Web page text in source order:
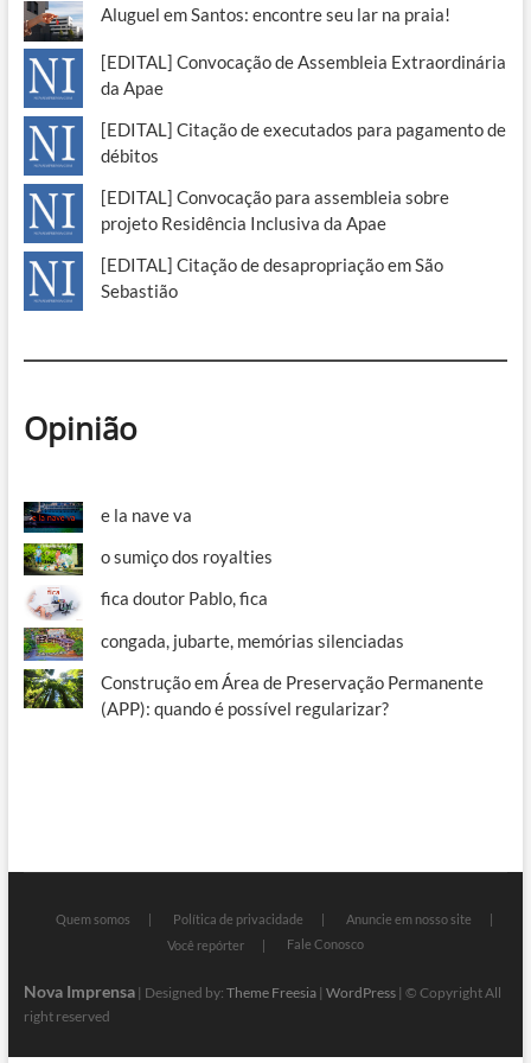
Aluguel em Santos: encontre seu lar na praia!
[EDITAL] Convocação de Assembleia Extraordinária
da Apae
[EDITAL] Citação de executados para pagamento de
débitos
[EDITAL] Convocação para assembleia sobre
projeto Residência Inclusiva da Apae
[EDITAL] Citação de desapropriação em São
Sebastião
Opinião
e la nave va
o sumiço dos royalties
fica doutor Pablo, fica
congada, jubarte, memórias silenciadas
Construção em Área de Preservação Permanente
(APP): quando é possível regularizar?
Quem somos Política de privacidade
Anuncie em nosso site
Você repórter
Fale Conosco
Nova Imprensa| Designed by: Theme Freesia| WordPress| © Copyright All
right reserved